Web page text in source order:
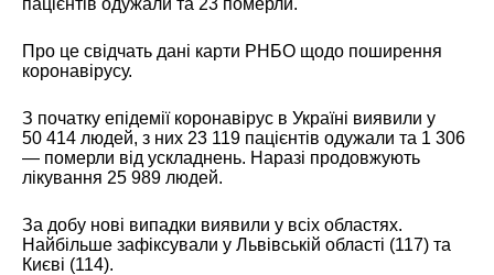
Про це свідчать дані карти РНБО щодо поширення
коронавірусу.
З початку епідемії коронавірус в Україні виявили у
50 414 людей, з них 23 119 пацієнтів одужали та 1 306
— померли від ускладнень. Наразі продовжують
лікування 25 989 людей.
За добу нові випадки виявили у всіх областях.
Найбільше зафіксували у Львівській області (117) та
Києві (114).